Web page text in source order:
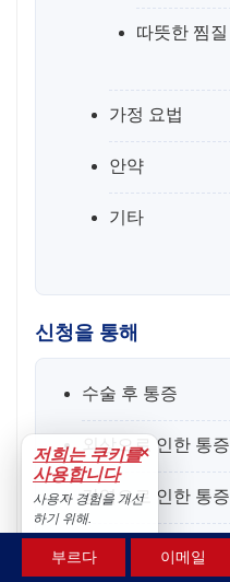
따뜻한 찜질
가정 요법
안약
기타
신청을 통해
수술 후 통증
외상으로 인한 통증
감염으로 인한 통증
기타
부르다 이메일
저희는 쿠키를
사용합니다
×
사용자 경험을 개선
하기 위해.